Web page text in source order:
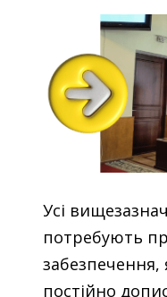
Усі
потребують
забезпечення,
постійно